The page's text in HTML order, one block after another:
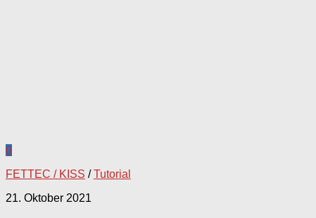
0
FETTEC / KISS /Tutorial
21. Oktober 2021